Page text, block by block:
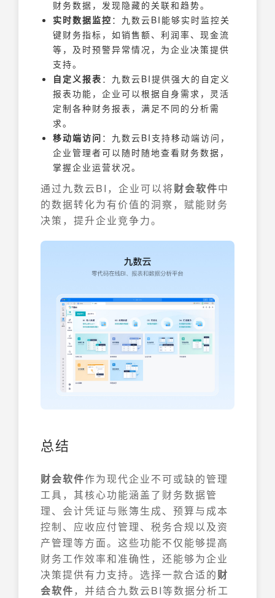
财务数据，发现隐藏的关联和趋势。
实时数据监控 ：九数云BI能够实时监控关
键财务指标，如销售额、利润率、现金流
等，及时预警异常情况，为企业决策提供
支持。
自定义报表 ：九数云BI提供强大的自定义
报表功能，企业可以根据自身需求，灵活
定制各种财务报表，满足不同的分析需
求。
移动端访问 ：九数云BI支持移动端访问，
企业管理者可以随时随地查看财务数据，
掌握企业运营状况。
通过九数云BI，企业可以将财会软件中
的数据转化为有价值的洞察，赋能财务
决策，提升企业竞争力。
总结
财会软件作为现代企业不可或缺的管理
工具，其核心功能涵盖了财务数据管
理、会计凭证与账簿生成、预算与成本
控制、应收应付管理、税务合规以及资
产管理等方面。这些功能不仅能够提高
财务工作效率和准确性，还能够为企业
决策提供有力支持。选择一款合适的财
会软件 ，并结合九数云BI等数据分析工